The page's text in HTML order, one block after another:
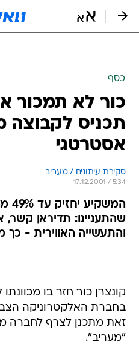
כסף
כור לא תמכור
תכניס לקבוצה
אסטרטגי
סקירת עיתונים / מעריב
17.12.2001 / 5:34
שהתעניינו: תדיראן קשר,
והתעשייה האווירית - כך
קונצרן כור חזר בו
בחברת האלקטרוניקה
זאת מתכנן לצרף לחברה
"מעריב".